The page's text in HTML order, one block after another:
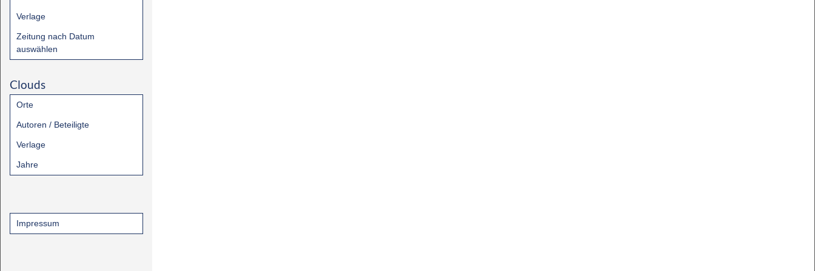
Verlage
Zeitung nach Datum
auswählen
Clouds
Orte
Autoren / Beteiligte
Verlage
Jahre
Impressum